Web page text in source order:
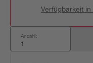
Verfügbarkeit
Anzahl: